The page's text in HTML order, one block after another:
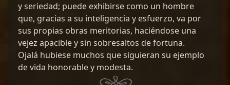
y seriedad; puede exhibirse como un hombre
que, gracias a su inteligencia y esfuerzo, va por
sus propias obras meritorias, haciéndose una
vejez apacible y sin sobresaltos de fortuna.
Ojalá hubiese muchos que siguieran su ejemplo
de vida honorable y modesta.